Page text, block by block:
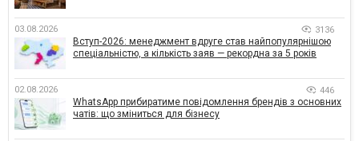
03.08.2026 3136
Вступ-2026: менеджмент вдруге став найпопулярнішою
спеціальністю, а кількість заяв — рекордна за 5 років
02.08.2026 446
WhatsApp прибиратиме повідомлення брендів з основних
чатів: що зміниться для бізнесу